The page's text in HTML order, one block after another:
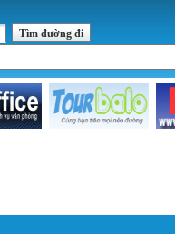
Tìm đường đi